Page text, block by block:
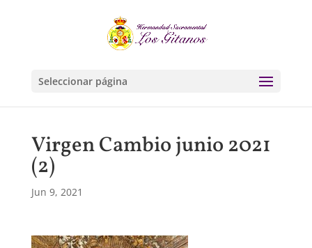
Seleccionar página
Virgen Cambio junio 2021
(2)
Jun 9, 2021